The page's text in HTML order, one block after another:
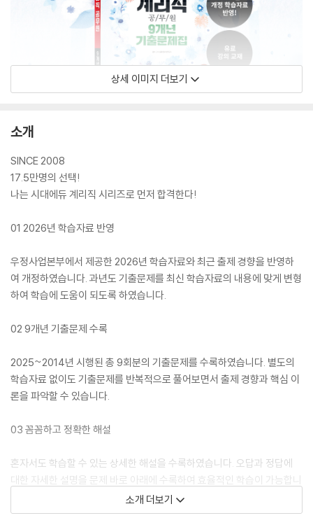
상세 이미지 더보기
소개
SINCE 2008
17.5만명의 선택!
나는 시대에듀 계리직 시리즈로 먼저 합격한다!
01 2026년 학습자료 반영
우정사업본부에서 제공한 2026년 학습자료와 최근 출제 경향을 반영하
여 개정하였습니다. 과년도 기출문제를 최신 학습자료의 내용에 맞게 변형
하여 학습에 도움이 되도록 하였습니다.
02 9개년 기출문제 수록
2025~2014년 시행된 총 9회분의 기출문제를 수록하였습니다. 별도의
학습자료 없이도 기출문제를 반복적으로 풀어보면서 출제 경향과 핵심 이
론을 파악할 수 있습니다.
03 꼼꼼하고 정확한 해설
혼자서도 학습할 수 있는 상세한 해설을 수록하였습니다. 오답과 정답에
대한 자세한 설명을 문제 바로 아래에 수록하여 효율적인 학습이 가능합니
소개 더보기